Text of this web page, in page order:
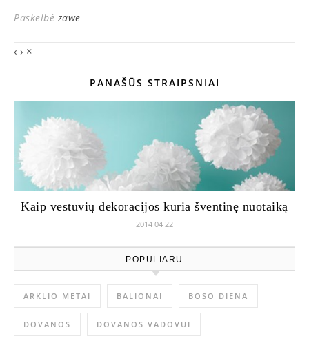
Paskelbė zawe
‹ › ×
PANAŠŪS STRAIPSNIAI
Kaip vestuvių dekoracijos kuria šventinę nuotaiką
2014 04 22
POPULIARU
ARKLIO METAI BALIONAI BOSO DIENA
DOVANOS DOVANOS VADOVUI